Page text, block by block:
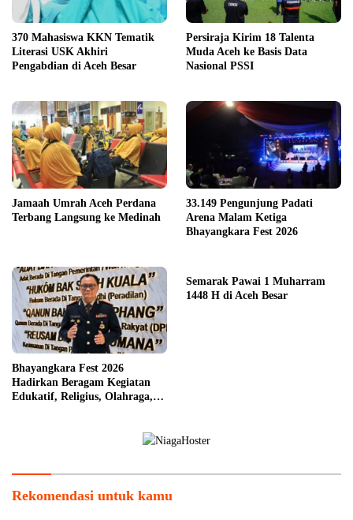
370 Mahasiswa KKN Tematik
Literasi USK Akhiri
Pengabdian di Aceh Besar
Persiraja Kirim 18 Talenta
Muda Aceh ke Basis Data
Nasional PSSI
Jamaah Umrah Aceh Perdana
Terbang Langsung ke Medinah
33.149 Pengunjung Padati
Arena Malam Ketiga
Bhayangkara Fest 2026
Bhayangkara Fest 2026
Hadirkan Beragam Kegiatan
Edukatif, Religius, Olahraga,
Semarak Pawai 1 Muharram
1448 H di Aceh Besar
Rekomendasi untuk kamu